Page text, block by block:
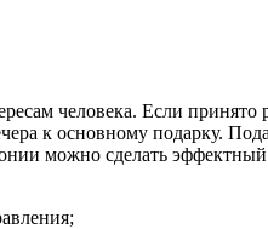
человека. Если
к основному подарку.
можно сделать